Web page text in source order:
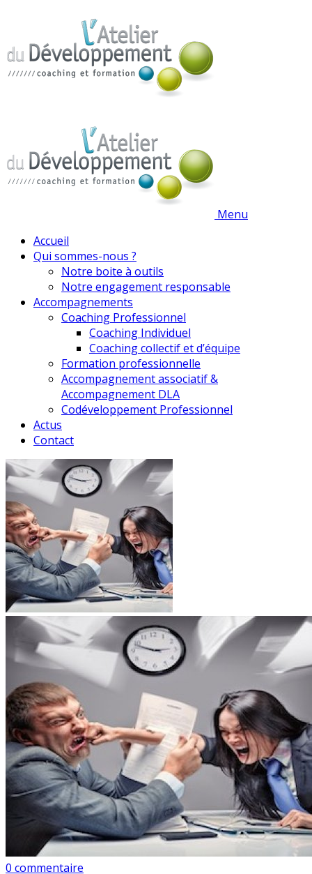
Menu
Accueil
Qui sommes-nous ?
Notre boite à outils
Notre engagement responsable
Accompagnements
Coaching Professionnel
Coaching Individuel
Coaching collectif et d’équipe
Formation professionnelle
Accompagnement associatif &
Accompagnement DLA
Codéveloppement Professionnel
Actus
Contact
0 commentaire